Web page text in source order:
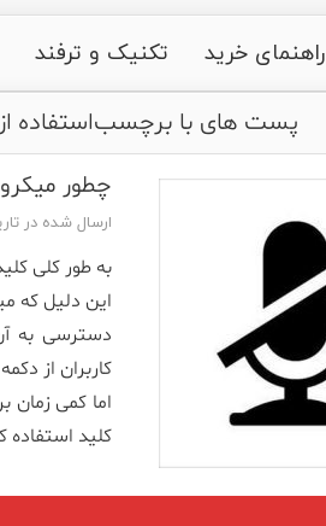
راهنمای خرید تکنیک و ترفند
پست های با برچسباستفاده
چطور میکروفون را در
ارسال شده در تاریخ
به طور کلی
این دلیل که
دسترسی به
اما کمی زمان
کلید استفاده